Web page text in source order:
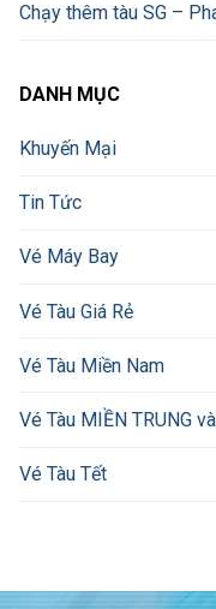
Chạy thêm tàu SG –
DANH MỤC
Khuyến Mại
Tin Tức
Vé Máy Bay
Vé Tàu Giá Rẻ
Vé Tàu Miền Nam
Vé Tàu MIỀN TRUNG
Vé Tàu Tết